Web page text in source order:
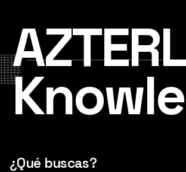
¿Qué buscas?